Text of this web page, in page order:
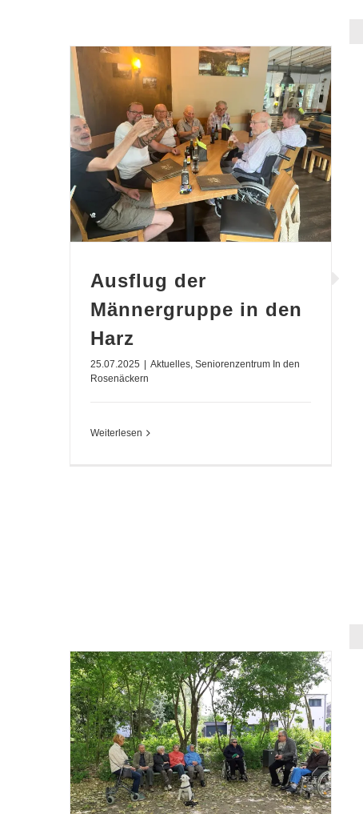
Ausflug der
Männergruppe in den
Harz
25.07.2025 Aktuelles, Seniorenzentrum In den
Rosenäckern
Weiterlesen